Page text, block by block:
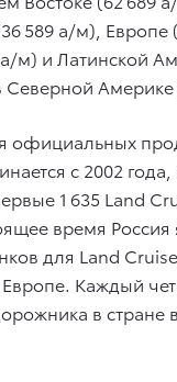
589 а/м), Европе
м) и Латинской
Америке
официальных
с 2002
1 635 Land
время
для Land
Каждый
в стране